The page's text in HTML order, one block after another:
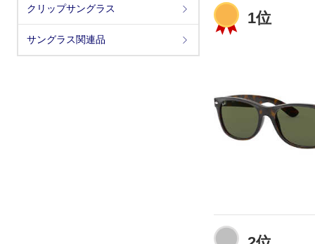
クリップサングラス
サングラス関連品
1位